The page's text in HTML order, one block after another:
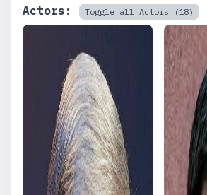
Actors: Toggle all Actors (18)